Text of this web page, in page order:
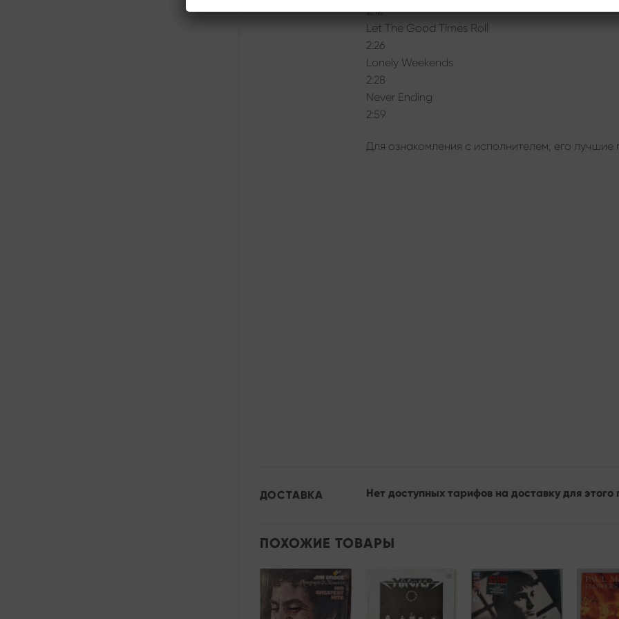
2:12
Let The Good Times Roll
2:26
Lonely Weekends
2:28
Never Ending
2:59
Для ознакомления с исполнителем, его лучшие
ДОСТАВКА Нет доступных тарифов на доставку для этого
ПОХОЖИЕ ТОВАРЫ
wishlist
Add to
wishlist